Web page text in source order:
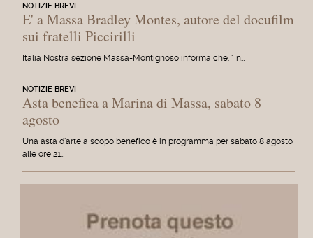
NOTIZIE BREVI
E' a Massa Bradley Montes, autore del docufilm
sui fratelli Piccirilli
Italia Nostra sezione Massa-Montignoso informa che: "In…
NOTIZIE BREVI
Asta benefica a Marina di Massa, sabato 8
agosto
Una asta d'arte a scopo benefico è in programma per sabato 8 agosto
alle ore 21…